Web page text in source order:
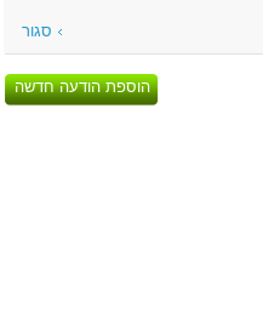
סגור
הוספת הודעה חדשה